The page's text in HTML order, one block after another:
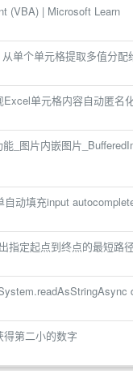
(VBA) | Microsoft Learn
单个单元格提取多值分配
单元格内容自动匿名
_图片内嵌图片
自动填充input
指定起点到终点的最短路
第二小的数字